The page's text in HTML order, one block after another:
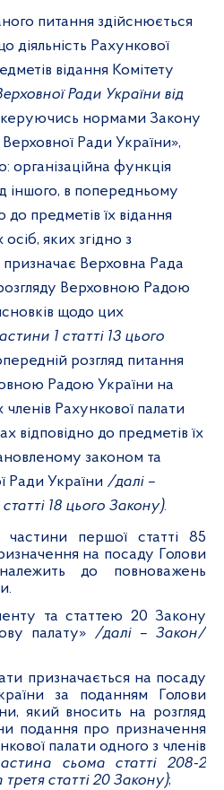
питання здійснюється
діяльність Рахункової
відання Комітету
Ради України від
керуючись нормами Закону
Ради України»,
організаційна функція
іншого, в попередньому
до предметів їх відання
яких згідно з
Верховна Рада
розгляду Верховною Радою
щодо цих
1 статті 13 цього
розгляд питання
Радою України на
членів Рахункової палати
відповідно до предметів їх
законом та
Ради України /далі –
18 цього Закону).
першої статті 85
на посаду Голови
до повноважень
та статтею 20 Закону
палату» /далі – Закон/
призначається на посаду
за поданням Голови
який вносить на розгляд
подання про призначення
палати одного з членів
сьома статті 208-2
статті 20 Закону);